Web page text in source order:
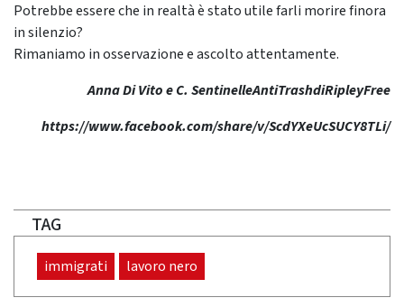
Potrebbe essere che in realtà è stato utile farli morire finora
in silenzio?
Rimaniamo in osservazione e ascolto attentamente.
Anna Di Vito e C. SentinelleAntiTrashdiRipleyFree
https://www.facebook.com/share/v/ScdYXeUcSUCY8TLi/
TAG
immigrati lavoro nero